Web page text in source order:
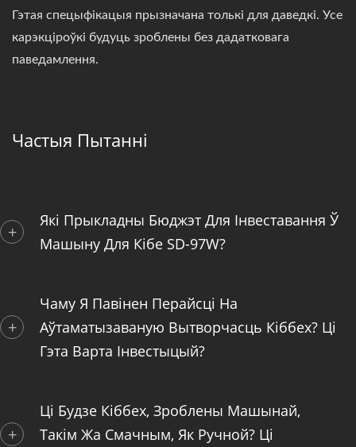
Гэтая спецыфікацыя прызначана толькі для даведкі. Усе
карэкціроўкі будуць зроблены без дадатковага
паведамлення.
Частыя Пытанні
Які Прыкладны Бюджэт Для Інвеставання Ў
Машыну Для Кібе SD-97W?
Чаму Я Павінен Перайсці На
Аўтаматызаваную Вытворчасць Кіббех? Ці
Гэта Варта Інвестыцый?
Ці Будзе Кіббех, Зроблены Машынай,
Такім Жа Смачным, Як Ручной? Ці